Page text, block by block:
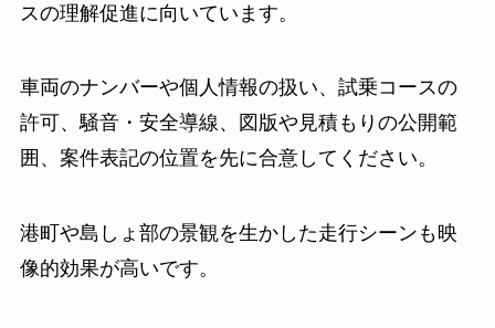
スの理解促進に向いています。
車両のナンバーや個人情報の扱い、試乗コースの
許可、騒音・安全導線、図版や見積もりの公開範
囲、案件表記の位置を先に合意してください。
港町や島しょ部の景観を生かした走行シーンも映
像的効果が高いです。